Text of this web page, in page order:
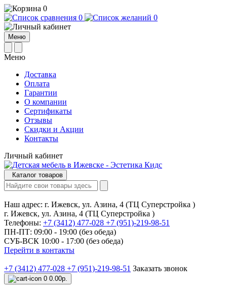
0
0
0
Меню
Меню
Доставка
Оплата
Гарантии
О компании
Сертификаты
Отзывы
Cкидки и Акции
Контакты
Личный кабинет
Каталог товаров
Наш адрес: г. Ижевск, ул. Азина, 4 (ТЦ Суперстройка )
г. Ижевск, ул. Азина, 4 (ТЦ Суперстройка )
Телефоны: +7 (3412) 477-028 +7 (951)-219-98-51
ПН-ПТ: 09:00 - 19:00 (без обеда)
СУБ-ВСК 10:00 - 17:00 (без обеда)
Перейти в контакты
+7 (3412) 477-028 +7 (951)-219-98-51 Заказать звонок
0 0.00р.